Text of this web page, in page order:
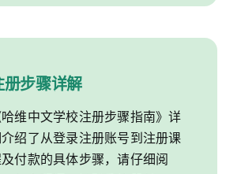
册步骤详解
哈维中文学校注册步骤指南》详
绍了从登录注册账号到注册课
付款的具体步骤，请仔细阅